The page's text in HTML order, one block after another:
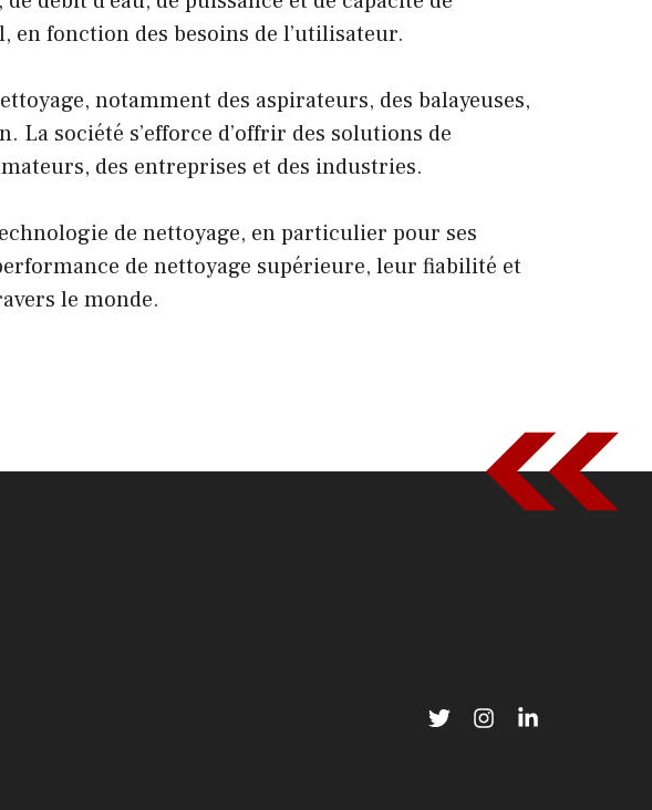
en fonction des besoins de l’utilisateur.
notamment des aspirateurs, des balayeuses,
La société s’efforce d’offrir des solutions de
des entreprises et des industries.
de nettoyage, en particulier pour ses
de nettoyage supérieure, leur fiabilité et
le monde.